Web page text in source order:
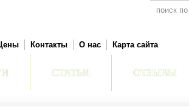
Контакты О нас Карта сайта
СТАТЬИ ОТЗЫВЫ